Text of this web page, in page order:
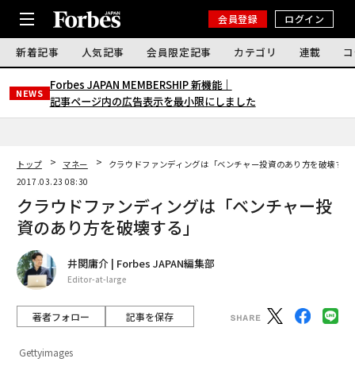
会員登録 ログイン
新着記事 人気記事 会員限定記事 カテゴリ 連載
NEWS
Forbes JAPAN MEMBERSHIP 新機能｜
記事ページ内の広告表示を最小限にしました
トップ マネー
クラウドファンディングは「ベンチャー投資のあり方を破壊する
2017.03.23 08:30
クラウドファンディングは「ベンチャー投
資のあり方を破壊する」
井関庸介 | Forbes JAPAN編集部
Editor-at-large
著者フォロー 記事を保存
Gettyimages